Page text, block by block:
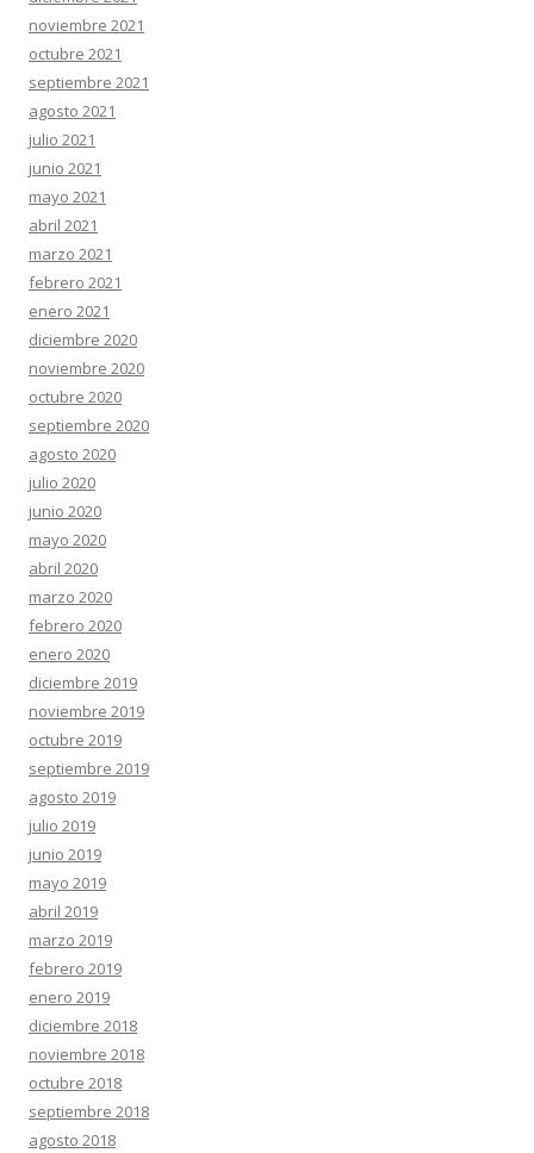
noviembre 2021
octubre 2021
septiembre 2021
agosto 2021
julio 2021
junio 2021
mayo 2021
abril 2021
marzo 2021
febrero 2021
enero 2021
diciembre 2020
noviembre 2020
octubre 2020
septiembre 2020
agosto 2020
julio 2020
junio 2020
mayo 2020
abril 2020
marzo 2020
febrero 2020
enero 2020
diciembre 2019
noviembre 2019
octubre 2019
septiembre 2019
agosto 2019
julio 2019
junio 2019
mayo 2019
abril 2019
marzo 2019
febrero 2019
enero 2019
diciembre 2018
noviembre 2018
octubre 2018
septiembre 2018
agosto 2018